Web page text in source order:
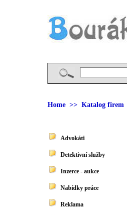
Home >> Katalog firem
Advokáti
Detektivní služby
Inzerce - aukce
Nabídky práce
Reklama